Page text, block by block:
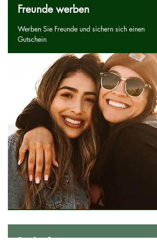
Freunde werben
Werben Sie Freunde und sichern sich einen
Gutschein
Rückruf-